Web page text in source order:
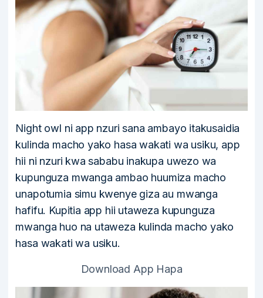
Night owl ni app nzuri sana ambayo itakusaidia
kulinda macho yako hasa wakati wa usiku, app
hii ni nzuri kwa sababu inakupa uwezo wa
kupunguza mwanga ambao huumiza macho
unapotumia simu kwenye giza au mwanga
hafifu. Kupitia app hii utaweza kupunguza
mwanga huo na utaweza kulinda macho yako
hasa wakati wa usiku.
Download App Hapa